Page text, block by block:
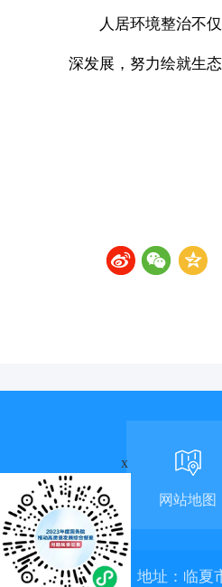
人居环境整治不
深发展，努力绘就生
网站地图
地址：临夏
x